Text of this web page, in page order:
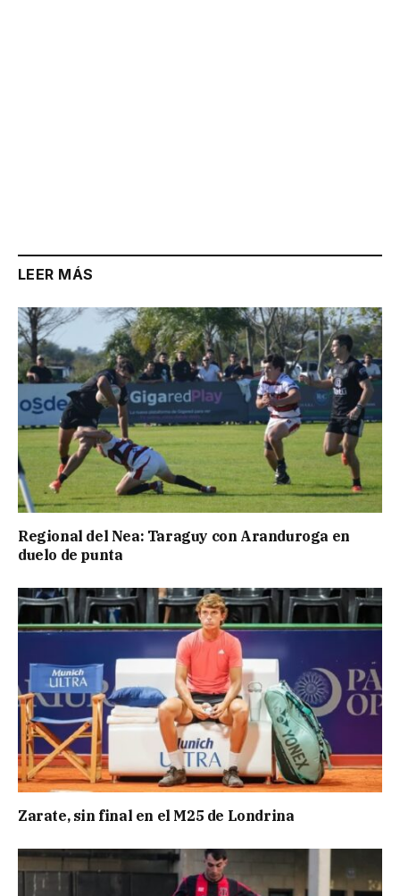
LEER MÁS
Regional del Nea: Taraguy con Aranduroga en
duelo de punta
Zarate, sin final en el M25 de Londrina